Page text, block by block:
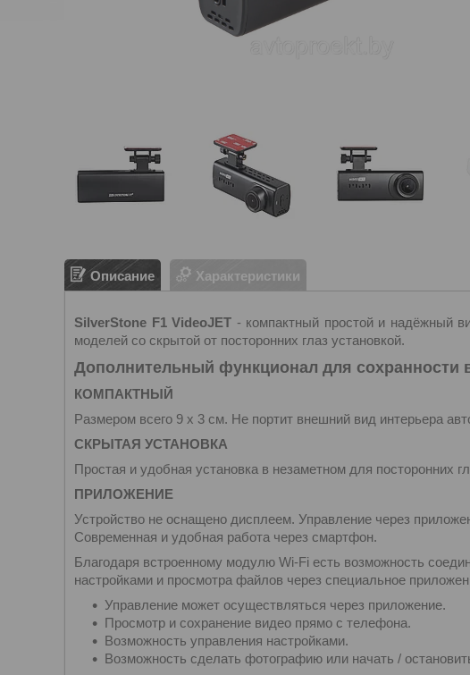
Описание Характеристики
SilverStone F1 VideoJET - компактный простой и надёжный
моделей со скрытой от посторонних глаз установкой.
Дополнительный функционал для сохранности
КОМПАКТНЫЙ
Размером всего 9 х 3 см. Не портит внешний вид интерьера
СКРЫТАЯ УСТАНОВКА
Простая и удобная установка в незаметном для посторонних
ПРИЛОЖЕНИЕ
Устройство не оснащено дисплеем. Управление через
Современная и удобная работа через смартфон.
Благодаря встроенному модулю Wi-Fi есть возможность
настройками и просмотра файлов через специальное
Управление может осуществляться через приложение.
Просмотр и сохранение видео прямо с телефона.
Возможность управления настройками.
Возможность сделать фотографию или начать /